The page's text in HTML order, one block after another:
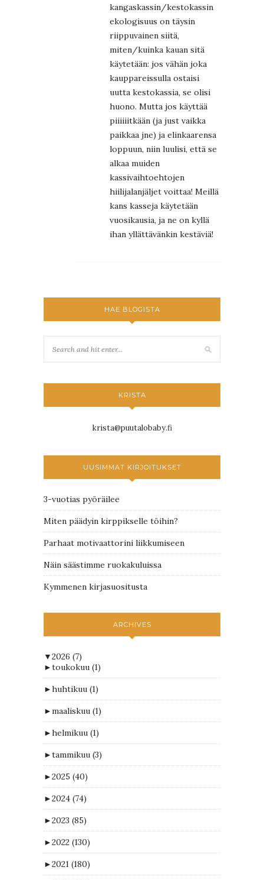
kangaskassin/kestokassin
ekologisuus on täysin
riippuvainen siitä,
miten/kuinka kauan sitä
käytetään: jos vähän joka
kauppareissulla ostaisi
uutta kestokassia, se olisi
huono. Mutta jos käyttää
piiiiiitkään (ja just vaikka
paikkaa jne) ja elinkaarensa
loppuun, niin luulisi, että se
alkaa muiden
kassivaihtoehtojen
hiilijalanjäljet voittaa! Meillä
kans kasseja käytetään
vuosikausia, ja ne on kyllä
ihan yllättävänkin kestäviä!
HAE BLOGISTA
KRISTA
krista@puutalobaby.fi
UUSIMMAT KIRJOITUKSET
3-vuotias pyöräilee
Miten päädyin kirppikselle töihin?
Parhaat motivaattorini liikkumiseen
Näin säästimme ruokakuluissa
Kymmenen kirjasuositusta
ARCHIVES
▼2026 (7)
►toukokuu (1)
►huhtikuu (1)
►maaliskuu (1)
►helmikuu (1)
►tammikuu (3)
►2025 (40)
►2024 (74)
►2023 (85)
►2022 (130)
►2021 (180)